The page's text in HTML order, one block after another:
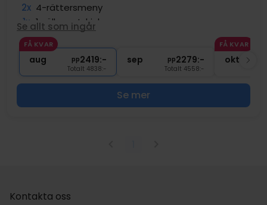
2x 4-rättersmeny
1x 1 välkomstdrink
2x Gratis entré till wellnessavdelning
2x Tillgång till utomhuspool
Se allt som ingår
FÅ KVAR
aug pp2419:-
Totalt 4838:-
sep pp2279:-
Totalt 4558:-
FÅ KVAR
okt
Se mer
Kontakta oss